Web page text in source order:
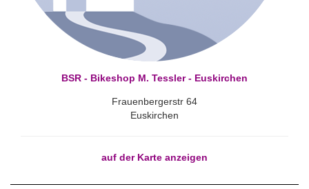
BSR - Bikeshop M. Tessler - Euskirchen
Frauenbergerstr 64
Euskirchen
auf der Karte anzeigen